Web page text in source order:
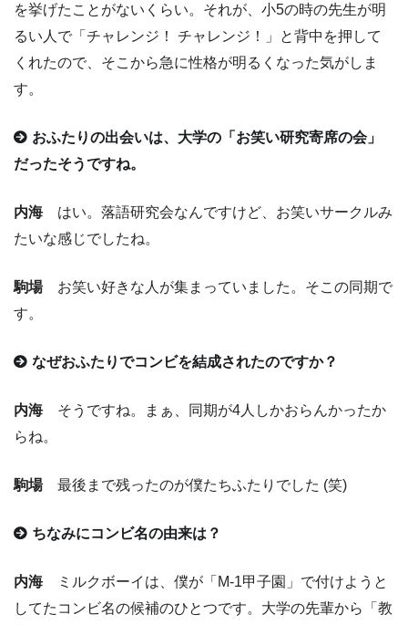
を挙げたことがないくらい。それが、小5の時の先生が明
るい人で「チャレンジ！ チャレンジ！」と背中を押して
くれたので、そこから急に性格が明るくなった気がしま
す。
おふたりの出会いは、大学の「お笑い研究寄席の会」
だったそうですね。
内海 はい。落語研究会なんですけど、お笑いサークルみ
たいな感じでしたね。
駒場お笑い好きな人が集まっていました。そこの同期で
す。
なぜおふたりでコンビを結成されたのですか？
内海 そうですね。まぁ、同期が4人しかおらんかったか
らね。
駒場最後まで残ったのが僕たちふたりでした (笑)
ちなみにコンビ名の由来は？
内海 ミルクボーイは、僕が「M-1甲子園」で付けようと
してたコンビ名の候補のひとつです。大学の先輩から「教